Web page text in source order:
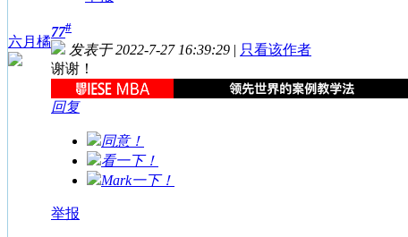
六月橘
77#
发表于 2022-7-27 16:39:29 | 只看该作者
谢谢！
回复
同意！
看一下！
Mark一下！
举报